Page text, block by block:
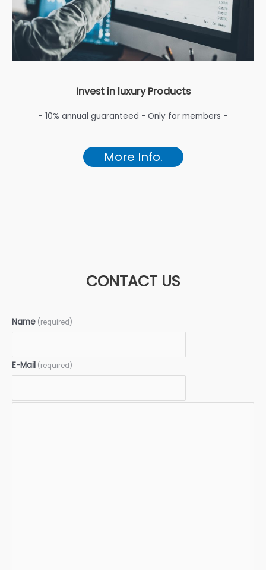
Invest in luxury Products
- 10% annual guaranteed - Only for members -
More Info.
CONTACT US
Name (required)
E-Mail (required)